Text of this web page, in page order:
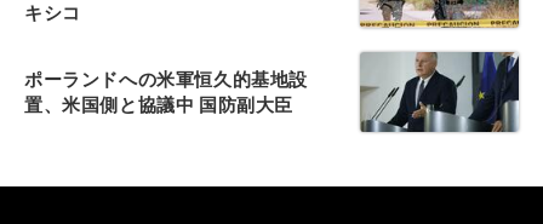
キシコ
ポーランドへの米軍恒久的基地設
置、米国側と協議中 国防副大臣